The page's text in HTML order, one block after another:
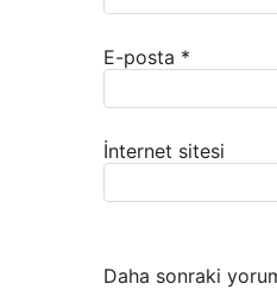
E-posta *
İnternet sitesi
Daha sonraki